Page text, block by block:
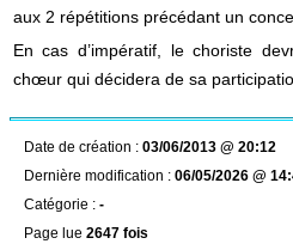
aux 2 répétitions précédant un
En cas d’impératif, le choriste
chœur qui décidera de sa
Date de création : 03/06/2013 @ 20:12
Dernière modification : 06/05/2026 @
Catégorie : -
Page lue 2647 fois